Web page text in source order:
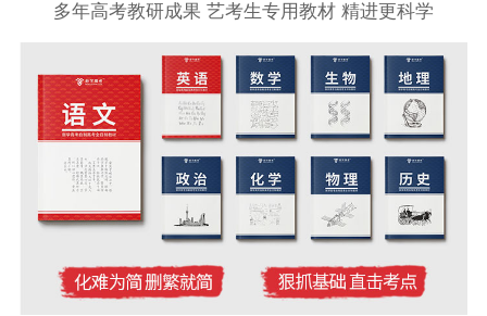
多年高考教研成果 艺考生专用教材 精进更科学